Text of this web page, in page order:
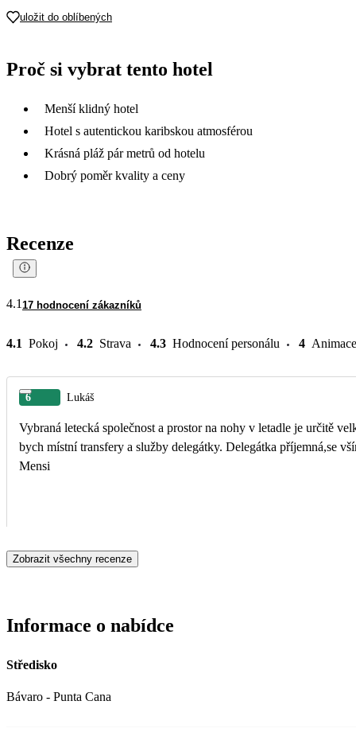
uložit do oblíbených
Proč si vybrat tento hotel
Menší klidný hotel
Hotel s autentickou karibskou atmosférou
Krásná pláž pár metrů od hotelu
Dobrý poměr kvality a ceny
Recenze
4.1 17 hodnocení zákazníků
4.1 Pokoj 4.2 Strava 4.3 Hodnocení personálu 4 Animace
6 Lukáš
Vybraná letecká společnost a prostor na nohy v letadle je určitě velké
bych místní transfery a služby delegátky. Delegátka příjemná,se vším
Mensi
Zobrazit všechny recenze
Informace o nabídce
Středisko
Bávaro - Punta Cana